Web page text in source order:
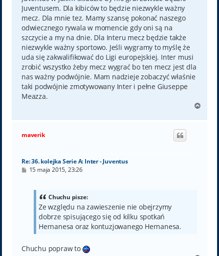
Juventusem. Dla kibiców to będzie niezwykle ważny
mecz. Dla mnie tez. Mamy szansę pokonać naszego
odwiecznego rywala w momencie gdy oni są na
szczycie a my na dnie. Dla Interu mecz będzie także
niezwykle ważny sportowo. Jeśli wygramy to myślę że
uda się zakwalifikować do Ligi europejskiej. Inter musi
zrobić wszystko żeby mecz wygrać bo ten mecz jest dla
nas ważny podwójnie. Mam nadzieje zobaczyć właśnie
taki podwójnie zmotywowany Inter i pełne Giuseppe
Meazza.
g
maverik
Re: 36. kolejka Serie A: Inter - Juventus
P15 maja 2015, 23:26
Chuchu pisze:
Ze względu na zawieszenie nie obejrzymy
dobrze spisującego się od kilku spotkań
Hernanesa oraz kontuzjowanego Hernanesa.
Chuchu popraw to